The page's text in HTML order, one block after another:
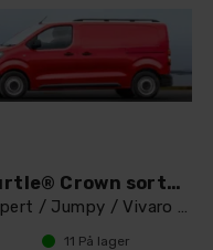
Turtle® Crown sorte Takrails L1
Expert / Jumpy / Vivaro / Proace 2016 +
11 På lager